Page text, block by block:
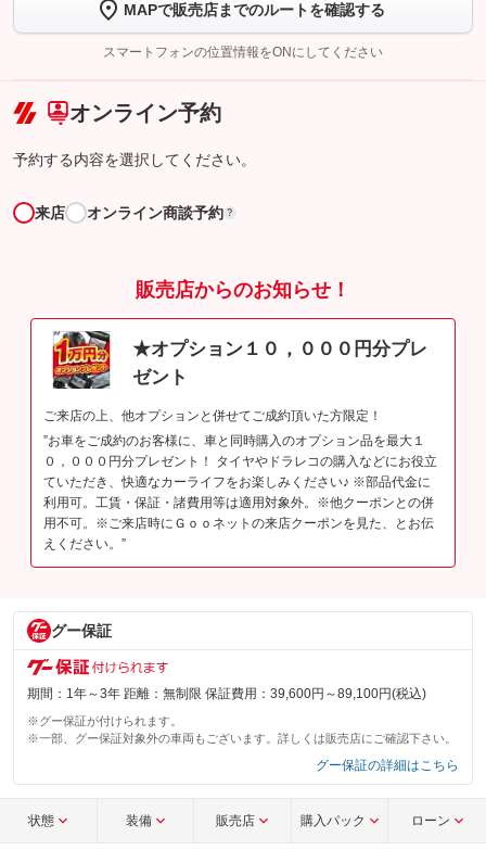
トーク画面で
ボタンをタップして問い合わせを
完了してください。
こちら
MAPで販売店までのルートを確認する
スマートフォンの位置情報をONにしてください
オンライン予約
予約する内容を選択してください。
来店 オンライン商談予約 ?
販売店からのお知らせ！
★オプション１０，０００円分プレ
ゼント
ご来店の上、他オプションと併せてご成約頂いた方限定！
”お車をご成約のお客様に、車と同時購入のオプション品を最大１
０，０００円分プレゼント！ タイヤやドラレコの購入などにお役立
ていただき、快適なカーライフをお楽しみください♪ ※部品代金に
利用可。工賃・保証・諸費用等は適用対象外。※他クーポンとの併
用不可。※ご来店時にＧｏｏネットの来店クーポンを見た、とお伝
えください。”
グー保証
期間：1年～3年 距離：無制限 保証費用：39,600円～89,100円(税込)
※グー保証が付けられます。
※一部、グー保証対象外の車両もございます。詳しくは販売店にご確認下さい。
グー保証の詳細はこちら
状態 装備 販売店 購入パック ローン